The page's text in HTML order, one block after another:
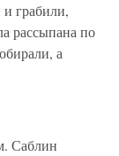
грабили,
рассыпана по
а
Саблин